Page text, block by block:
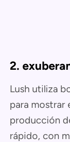
2.
Lush utiliza
para mostrar
producción
rápido, con